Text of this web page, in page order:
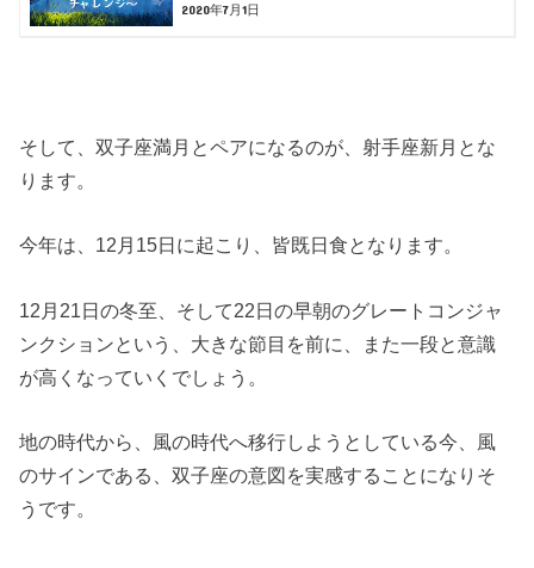
2020年7月1日
そして、双子座満月とペアになるのが、射手座新月とな
ります。
今年は、12月15日に起こり、皆既日食となります。
12月21日の冬至、そして22日の早朝のグレートコンジャ
ンクションという、大きな節目を前に、また一段と意識
が高くなっていくでしょう。
地の時代から、風の時代へ移行しようとしている今、風
のサインである、双子座の意図を実感することになりそ
うです。